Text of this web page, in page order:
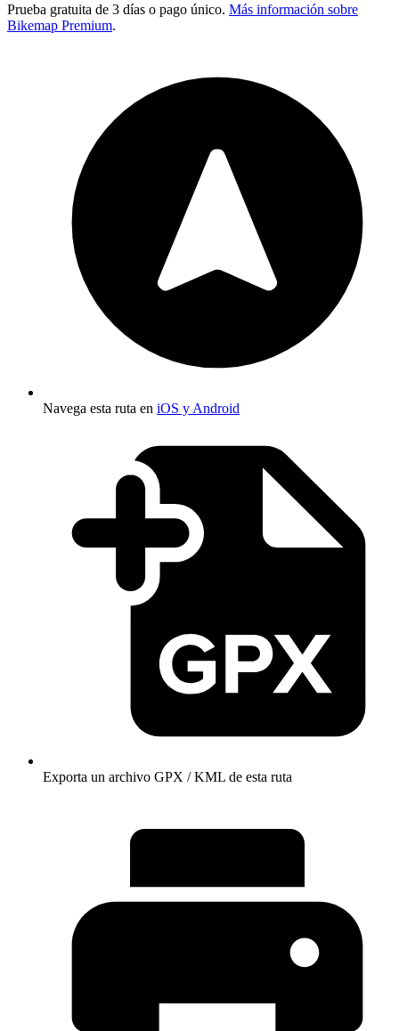
Prueba gratuita de 3 días o pago único. Más información sobre
Bikemap Premium.
Navega esta ruta en iOS y Android
Exporta un archivo GPX / KML de esta ruta